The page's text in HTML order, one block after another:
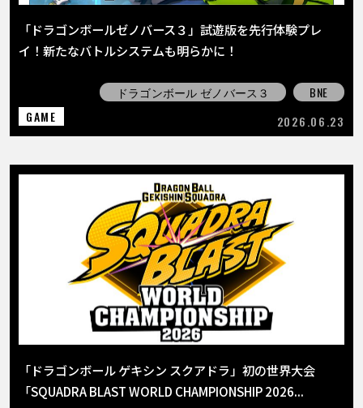
「ドラゴンボールゼノバース３」試遊版を先行体験プレ
イ！新たなバトルシステムも明らかに！
ドラゴンボール ゼノバース３
BNE
GAME
2026.06.23
「ドラゴンボール ゲキシン スクアドラ」初の世界大会
「SQUADRA BLAST WORLD CHAMPIONSHIP 2026...